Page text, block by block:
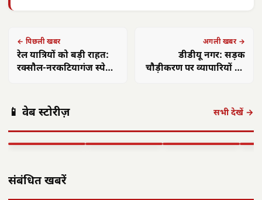
← पिछली खबर
रेल यात्रियों को बड़ी राहत:
रक्सौल-नरकटियागंज स्पेशल
अगली खबर →
डीडीयू नगर: सड़क
चौड़ीकरण पर व्यापारियों की
📱 वेब स्टोरीज़ सभी देखें →
राजनांदगांव में
मैन्युफैक्चरिंग…
श्रद्धांजलि,…
कल्याण को नई
ने…
CM
संबंधित खबरें